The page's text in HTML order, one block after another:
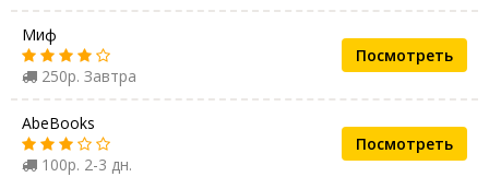
Миф
250р. Завтра
Посмотреть
AbeBooks
100р. 2-3 дн.
Посмотреть